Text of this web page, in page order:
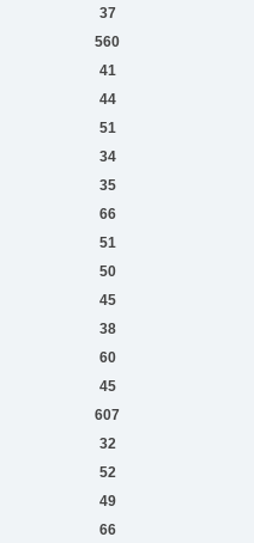
37
560
41
44
51
34
35
66
51
50
45
38
60
45
607
32
52
49
66